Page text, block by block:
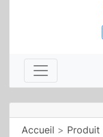
Accueil > Produit